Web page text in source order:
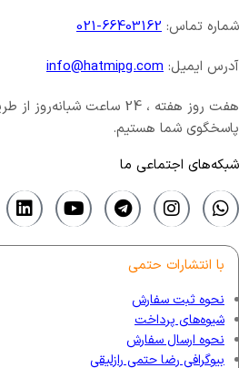
شماره تماس: 66403162-021
آدرس ایمیل: info@hatmipg.com
هفت روز هفته ، 24 ساعت
پاسخگوی شما هستیم.
شبکه‌های اجتماعی ما
با انتشارات حتمی
نحوه ثبت سفارش
شیوه‌های پرداخت
نحوه ارسال سفارش
بیوگرافی رضا حتمی رازلیقی